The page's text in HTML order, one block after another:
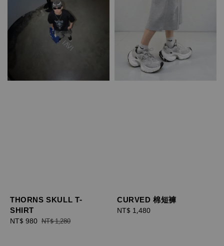
THORNS SKULL T-
SHIRT
Sale
NT$ 980 Regular
NT$ 1,280
CURVED 棉短褲
Regular
NT$ 1,480